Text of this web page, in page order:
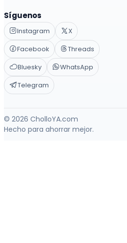
Síguenos
Instagram
X
Facebook
Threads
Bluesky
WhatsApp
Telegram
© 2026 CholloYA.com
Hecho para ahorrar mejor.